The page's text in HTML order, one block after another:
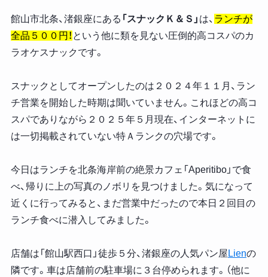
館山市北条、渚銀座にある 「スナックＫ＆Ｓ」 は、 ランチが
全品５００円！ という他に類を見ない圧倒的高コスパのカ
ラオケスナックです。
スナックとしてオープンしたのは２０２４年１１月、ラン
チ営業を開始した時期は聞いていません。これほどの高コ
スパでありながら２０２５年５月現在、インターネットに
は一切掲載されていない特Ａランクの穴場です。
今日はランチを北条海岸前の絶景カフェ「Aperitibo」で食
べ、帰りに上の写真のノボリを見つけました。気になって
近くに行ってみると、まだ営業中だったので本日２回目の
ランチ食べに潜入してみました。
店舗は「館山駅西口」徒歩５分、渚銀座の人気パン屋 Lienの
隣です。車は店舗前の駐車場に３台停められます。（他に